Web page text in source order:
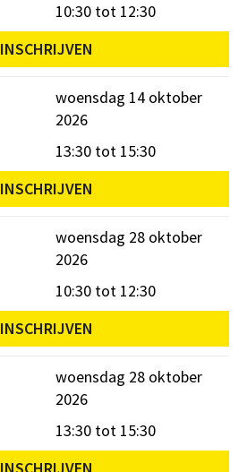
10:30 tot 12:30
INSCHRIJVEN
woensdag 14 oktober
2026
13:30 tot 15:30
INSCHRIJVEN
woensdag 28 oktober
2026
10:30 tot 12:30
INSCHRIJVEN
woensdag 28 oktober
2026
13:30 tot 15:30